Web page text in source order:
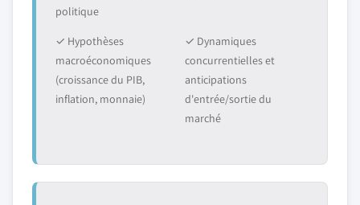
politique
✓ Hypothèses
macroéconomiques
(croissance du PIB,
inflation, monnaie)
✓ Dynamiques
concurrentielles et
anticipations
d'entrée/sortie du
marché